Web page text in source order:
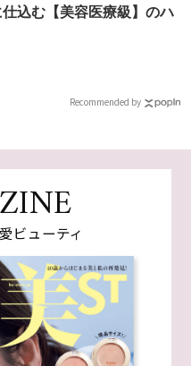
込む【美容医療級】のハ
Recommended by
ビューティ